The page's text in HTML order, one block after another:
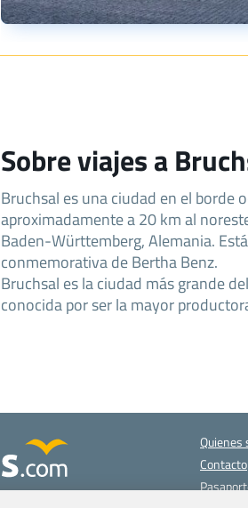
Sobre viajes a
Bruchsal es una ciudad en el borde
aproximadamente a 20 km al
Baden-Württemberg, Alemania.
conmemorativa de Bertha Benz.
Bruchsal es la ciudad más grande
conocida por ser la mayor
Quienes
Contacto